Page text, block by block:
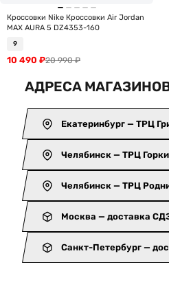
Кроссовки Nike Кроссовки Air Jordan
MAX AURA 5 DZ4353-160
9
20 990₽
10 490 ₽
АДРЕСА
Екатеринбург — ТРЦ
Челябинск — ТРЦ Горки
Челябинск — ТРЦ
Москва — доставка
Санкт-Петербург —